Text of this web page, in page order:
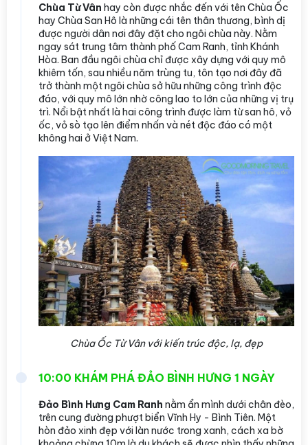
Chùa Từ Vân hay còn được nhắc đến với tên Chùa Ốc
hay Chùa San Hô là những cái tên thân thương, bình dị
được người dân nơi đây đặt cho ngôi chùa này. Nằm
ngay sát trung tâm thành phố Cam Ranh, tỉnh Khánh
Hòa. Ban đầu ngôi chùa chỉ được xây dựng với quy mô
khiêm tốn, sau nhiều năm trùng tu, tôn tạo nơi đây đã
trở thành một ngôi chùa sở hữu những công trình độc
đáo, với quy mô lớn nhờ công lao to lớn của những vị trụ
trì. Nổi bật nhất là hai công trình được làm từ san hô, vỏ
ốc, vỏ sò tạo lên điểm nhấn và nét độc đáo có một
không hai ở Việt Nam.
Chùa Ốc Từ Vân với kiến trúc độc, lạ, đẹp
10:00 KHÁM PHÁ ĐẢO BÌNH HƯNG 1 NGÀY
Đảo Bình Hưng Cam Ranh nằm ẩn mình dưới chân đèo,
trên cung đường phượt biển Vĩnh Hy - Bình Tiên. Một
hòn đảo xinh đẹp với làn nước trong xanh, cách xa bờ